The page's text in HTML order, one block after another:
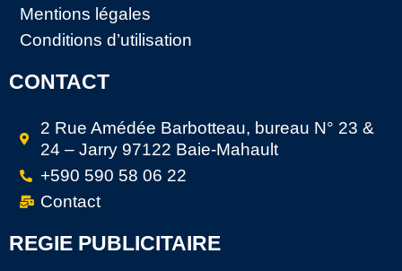
Mentions légales
Conditions d’utilisation
CONTACT
2 Rue Amédée Barbotteau, bureau N° 23 &
24 – Jarry 97122 Baie-Mahault
+590 590 58 06 22
Contact
REGIE PUBLICITAIRE